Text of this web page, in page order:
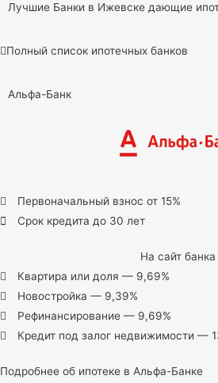
Лучшие Банки в Ижевске дающие
Полный список ипотечных банков
Альфа-Банк
Первоначальный взнос от 15%
Срок кредита до 30 лет
На сайт банка
Квартира или доля — 9,69%
Новостройка — 9,39%
Рефинансирование — 9,69%
Кредит под залог недвижимости —
Подробнее об ипотеке в Альфа-Банке